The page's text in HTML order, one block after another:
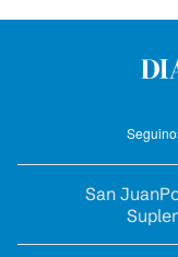
San Juan